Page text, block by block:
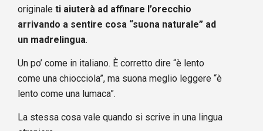
originale ti aiuterà ad affinare l’orecchio
arrivando a sentire cosa “suona naturale” ad
un madrelingua.
Un po’ come in italiano. È corretto dire “è lento
come una chiocciola”, ma suona meglio leggere “è
lento come una lumaca”.
La stessa cosa vale quando si scrive in una lingua